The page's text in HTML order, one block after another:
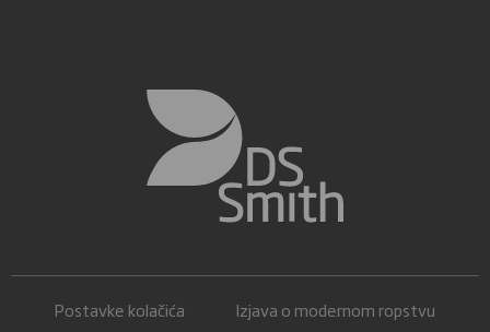
Postavke kolačića
Izjava o modernom ropstvu